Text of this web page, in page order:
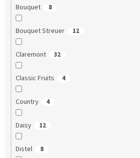
Bouquet 8
Bouquet Streuer 12
Claremont 32
Classic Fruits 4
Country 4
Daisy 12
Distel 8